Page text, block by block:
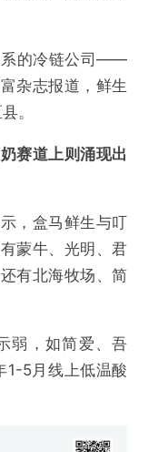
系的冷链公司——
杂志报道，鲜生
。
赛道上则涌现出
，盒马鲜生与叮
蒙牛、光明、君
有北海牧场、简
弱，如简爱、吾
1-5月线上低温酸